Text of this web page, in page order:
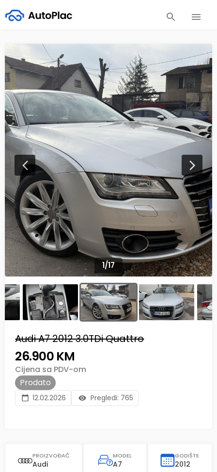
1/17
Audi A7 2012 3.0TDi Quattro
26.900 KM
Cijena sa PDV-om
Prodato
12.02.2026 Pregledi: 765
PROIZVOĐAČ
Audi
MODEL
A7
GODIŠTE
2012